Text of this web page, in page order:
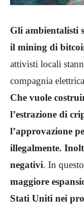
Gli ambientalisti
il mining di
attivisti locali
compagnia
Che vuole
l’estrazione di
l’approvazione
illegalmente.
negativi. In
maggiore
Stati Uniti nei